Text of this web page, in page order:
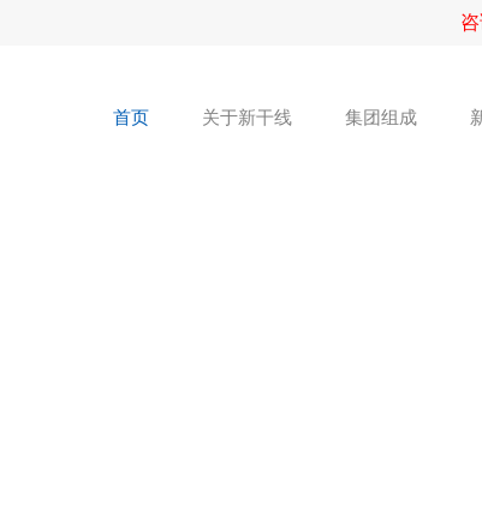
首页 关于新干线 集团组成